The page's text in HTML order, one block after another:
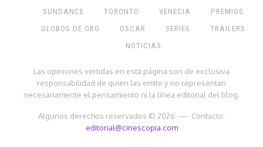
SUNDANCE
TORONTO VENECIA
PREMIOS
GLOBOS DE ORO
OSCAR SERIES
TRAILERS
NOTICIAS
Las opiniones vertidas en esta página son de exclusiva
responsabilidad de quien las emite y no representan
necesariamente el pensamiento ni la línea editorial del blog.
Algunos derechos reservados © 2026 — Contacto:
editorial@cinescopia.com